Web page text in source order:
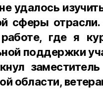
удалось
сферы
где я
поддержки
области,